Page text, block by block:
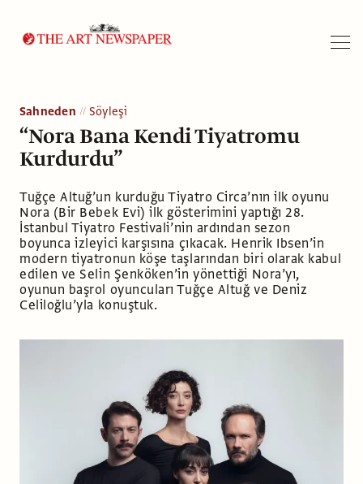
Sahneden Söyleşi
“Nora Bana Kendi Tiyatromu
Kurdurdu”
Tuğçe Altuğ’un kurduğu Tiyatro Circa’nın ilk oyunu
Nora (Bir Bebek Evi) ilk gösterimini yaptığı 28.
İstanbul Tiyatro Festivali’nin ardından sezon
boyunca izleyici karşısına çıkacak. Henrik Ibsen’in
modern tiyatronun köşe taşlarından biri olarak kabul
edilen ve Selin Şenköken’in yönettiği Nora’yı,
oyunun başrol oyuncuları Tuğçe Altuğ ve Deniz
Celiloğlu’yla konuştuk.